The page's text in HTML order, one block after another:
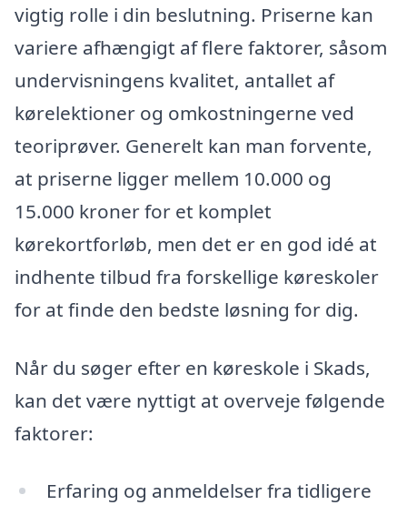
vigtig rolle i din beslutning. Priserne kan
variere afhængigt af flere faktorer, såsom
undervisningens kvalitet, antallet af
kørelektioner og omkostningerne ved
teoriprøver. Generelt kan man forvente,
at priserne ligger mellem 10.000 og
15.000 kroner for et komplet
kørekortforløb, men det er en god idé at
indhente tilbud fra forskellige køreskoler
for at finde den bedste løsning for dig.
Når du søger efter en køreskole i Skads,
kan det være nyttigt at overveje følgende
faktorer:
Erfaring og anmeldelser fra tidligere